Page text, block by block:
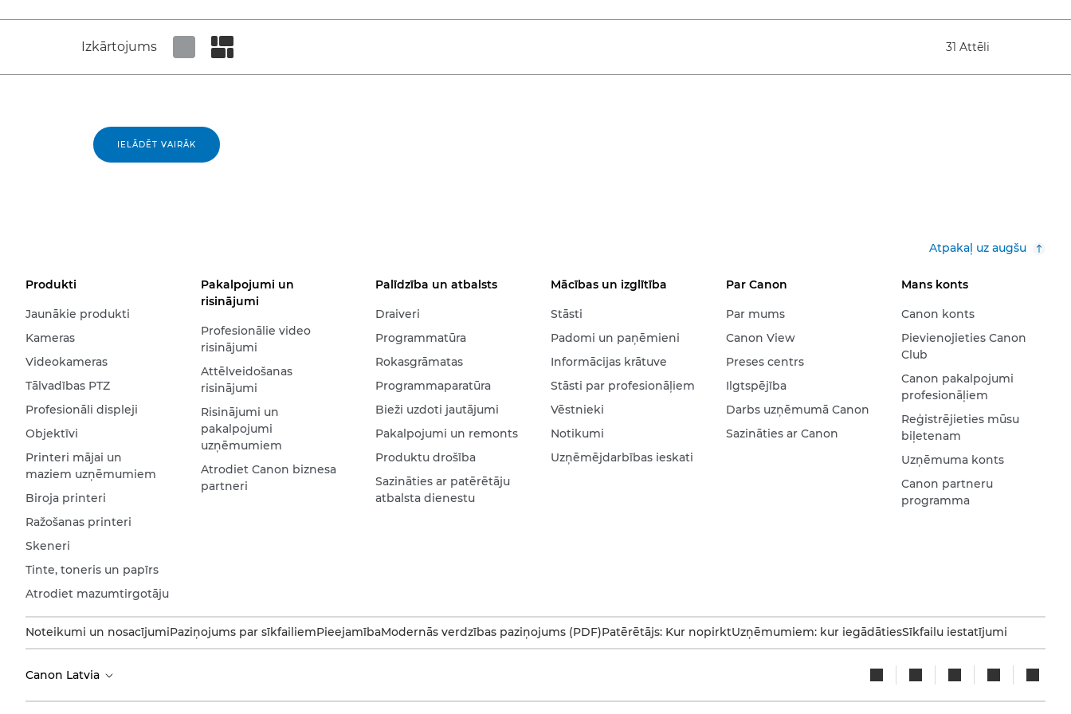
Izkārtojums 31 Attēli
IELĀDĒT VAIRĀK
Atpakaļ uz augšu
Produkti
Jaunākie produkti
Kameras
Videokameras
Tālvadības PTZ
Profesionāli displeji
Objektīvi
Printeri mājai un
maziem uzņēmumiem
Biroja printeri
Ražošanas printeri
Skeneri
Tinte, toneris un papīrs
Atrodiet mazumtirgotāju
Pakalpojumi un
risinājumi
Profesionālie video
risinājumi
Attēlveidošanas
risinājumi
Risinājumi un
pakalpojumi
uzņēmumiem
Atrodiet Canon biznesa
partneri
Palīdzība un atbalsts
Draiveri
Programmatūra
Rokasgrāmatas
Programmaparatūra
Bieži uzdoti jautājumi
Pakalpojumi un remonts
Produktu drošība
Sazināties ar patērētāju
atbalsta dienestu
Mācības un izglītība
Stāsti
Padomi un paņēmieni
Informācijas krātuve
Stāsti par profesionāļiem
Vēstnieki
Notikumi
Uzņēmējdarbības ieskati
Par Canon
Par mums
Canon View
Preses centrs
Ilgtspējība
Darbs uzņēmumā Canon
Sazināties ar Canon
Mans konts
Canon konts
Pievienojieties Canon
Club
Canon pakalpojumi
profesionāļiem
Reģistrējieties mūsu
biļetenam
Uzņēmuma konts
Canon partneru
programma
Noteikumi un nosacījumiPaziņojums par sīkfailiemPieejamībaModernās verdzības paziņojums (PDF)Patērētājs: Kur nopirktUzņēmumiem: kur iegādātiesSīkfailu iestatījumi
Canon Latvia